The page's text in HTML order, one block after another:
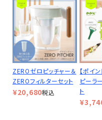
ZEROゼロピッチャー＆
ZEROフィルターセット
¥20,680税込
【ポイ
ピーラ
ト
¥